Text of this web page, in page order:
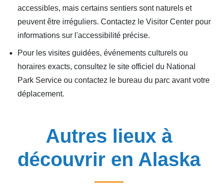
accessibles, mais certains sentiers sont naturels et
peuvent être irréguliers. Contactez le Visitor Center pour
informations sur l'accessibilité précise.
Pour les visites guidées, événements culturels ou
horaires exacts, consultez le site officiel du National
Park Service ou contactez le bureau du parc avant votre
déplacement.
Autres lieux à
découvrir en Alaska